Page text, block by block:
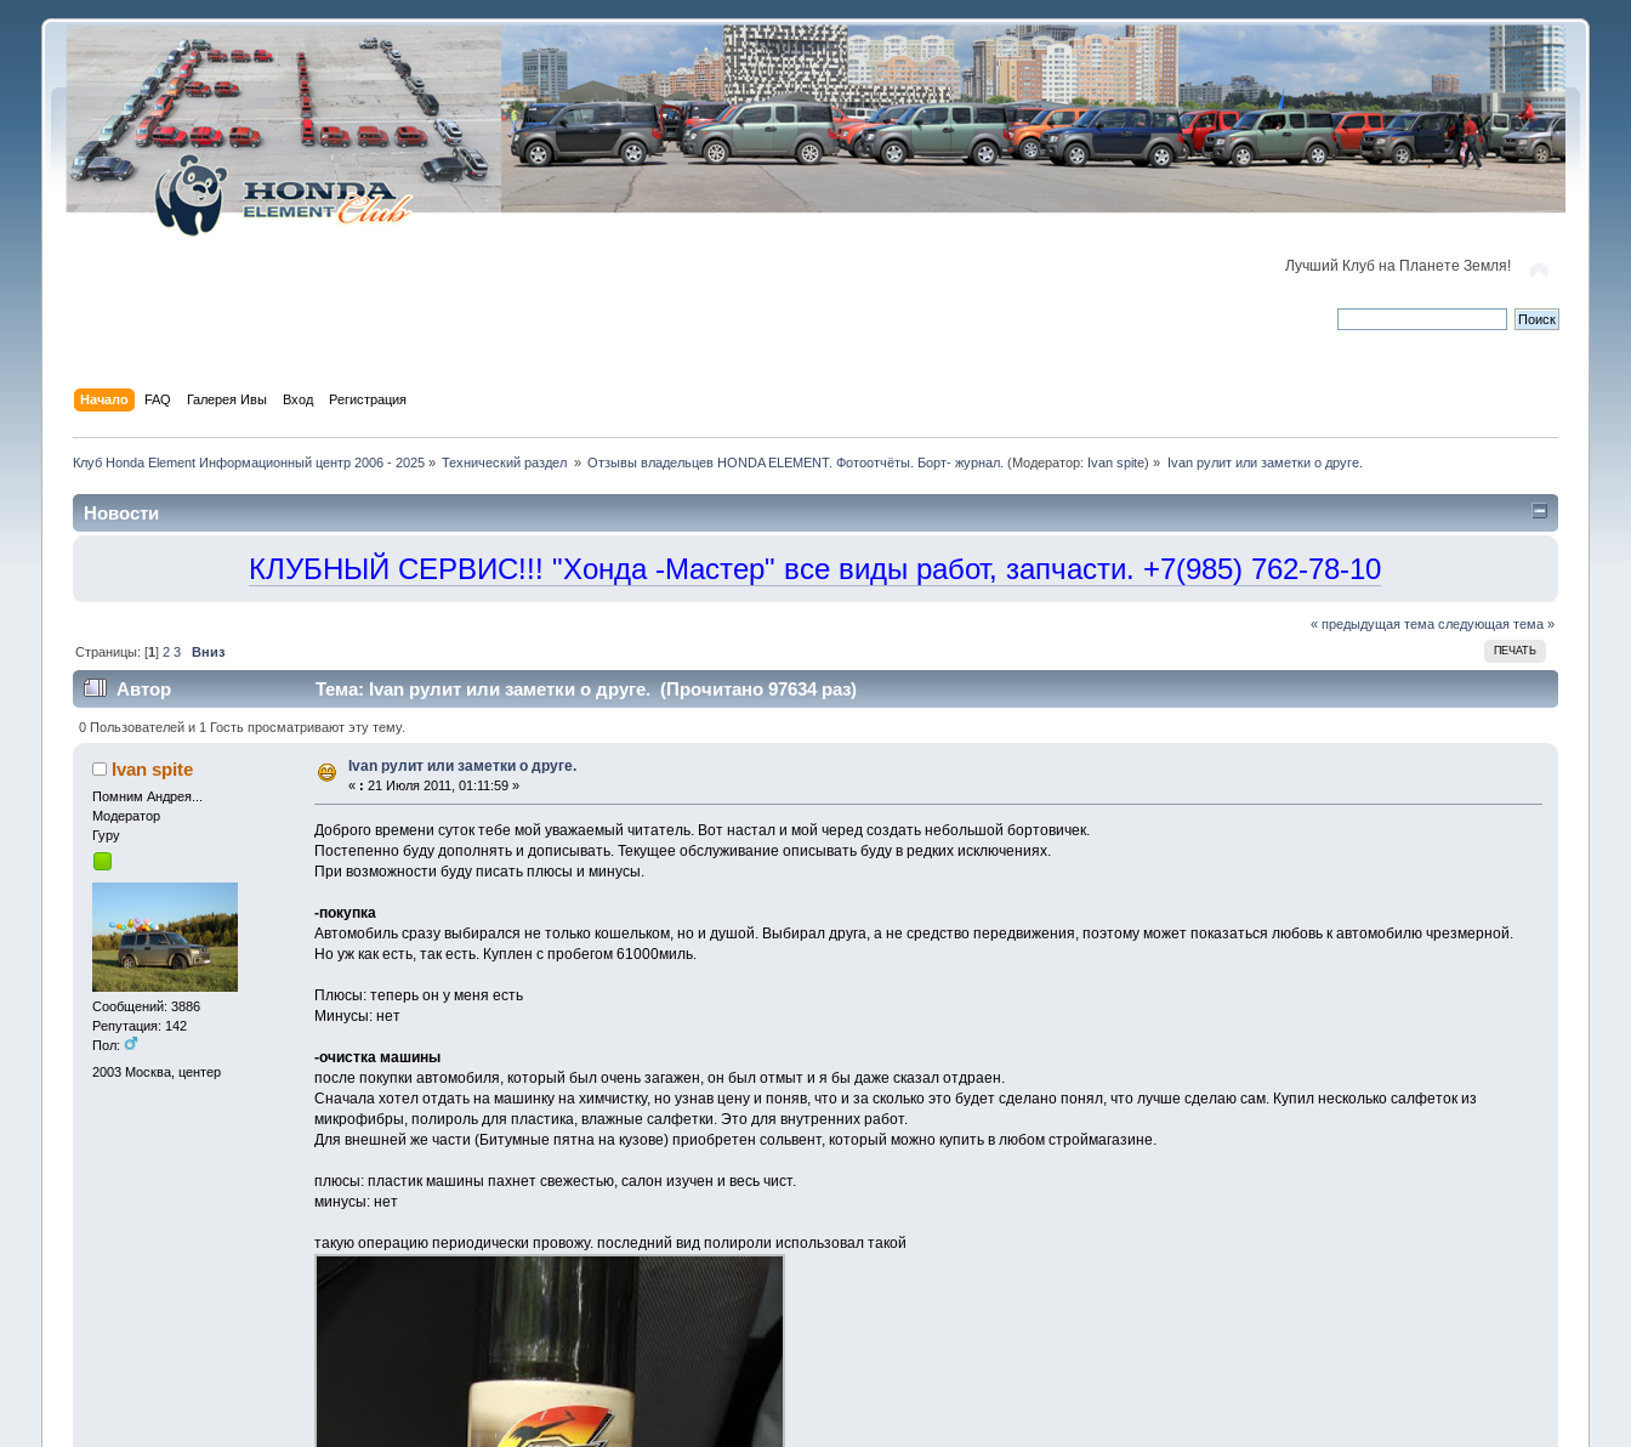
Лучший Клуб на Планете Земля!
Начало FAQ Галерея Ивы Вход Регистрация
Клуб Honda Element Информационный центр 2006 - 2025» Технический раздел » Отзывы владельцев HONDA ELEMENT. Фотоотчёты. Борт- журнал. (Модератор: Ivan spite) » Ivan рулит или заметки о друге.
Новости
КЛУБНЫЙ СЕРВИС!!! "Хонда -Мастер" все виды работ, запчасти. +7(985) 762-78-10
« предыдущая тема следующая тема »
ПЕЧАТЬ
Страницы: [1] 2 3 Вниз
Автор Тема: Ivan рулит или заметки о друге. (Прочитано 97634 раз)
0 Пользователей и 1 Гость просматривают эту тему.
Ivan spite
Помним Андрея...
Модератор
Гуру
Сообщений: 3886
Репутация: 142
Пол:
2003 Москва, центер
Ivan рулит или заметки о друге.
« : 21 Июля 2011, 01:11:59 »
Доброго времени суток тебе мой уважаемый читатель. Вот настал и мой черед создать небольшой бортовичек.
Постепенно буду дополнять и дописывать. Текущее обслуживание описывать буду в редких исключениях.
При возможности буду писать плюсы и минусы.
-покупка
Автомобиль сразу выбирался не только кошельком, но и душой. Выбирал друга, а не средство передвижения, поэтому может показаться любовь к автомобилю чрезмерной.
Но уж как есть, так есть. Куплен с пробегом 61000миль.
Плюсы: теперь он у меня есть
Минусы: нет
-очистка машины
после покупки автомобиля, который был очень загажен, он был отмыт и я бы даже сказал отдраен.
Сначала хотел отдать на машинку на химчистку, но узнав цену и поняв, что и за сколько это будет сделано понял, что лучше сделаю сам. Купил несколько салфеток из
микрофибры, полироль для пластика, влажные салфетки. Это для внутренних работ.
Для внешней же части (Битумные пятна на кузове) приобретен сольвент, который можно купить в любом строймагазине.
плюсы: пластик машины пахнет свежестью, салон изучен и весь чист.
минусы: нет
такую операцию периодически провожу. последний вид полироли использовал такой